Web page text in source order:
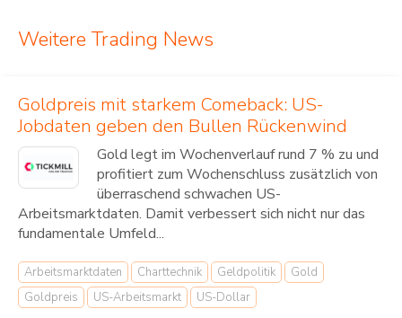
Weitere Trading News
Goldpreis mit starkem Comeback: US-
Jobdaten geben den Bullen Rückenwind
Gold legt im Wochenverlauf rund 7 % zu und
profitiert zum Wochenschluss zusätzlich von
überraschend schwachen US-
Arbeitsmarktdaten. Damit verbessert sich nicht nur das
fundamentale Umfeld...
Arbeitsmarktdaten Charttechnik Geldpolitik
Gold
Goldpreis
US-Arbeitsmarkt US-Dollar